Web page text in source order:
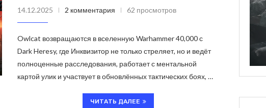
14.12.2025 2 комментария 62 просмотров
Owlcat возвращаются в вселенную Warhammer 40,000 с
Dark Heresy, где Инквизитор не только стреляет, но и ведёт
полноценные расследования, работает с ментальной
картой улик и участвует в обновлённых тактических боях, …
ЧИТАТЬ ДАЛЕЕ
Samsung тихо
Apple?
Galaxy S26 Ultra против